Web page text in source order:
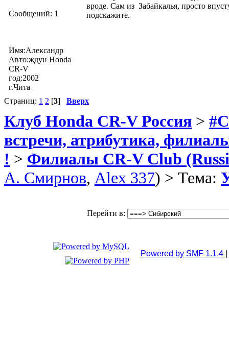
Сообщений: 1
Имя:Александр
Авто:ждун Honda
CR-V
год:2002
г.Чита
вроде. Сам из Забайкалья, просто
подскажите.
Страниц: 1 2 [3] Вверх
Клуб Honda CR-V Россия >
встречи, атрибутика,
! > Филиалы CR-V Club
А. Смирнов, Alex 337) > Тема:
Перейти в:
Powered by SMF 1.1.4